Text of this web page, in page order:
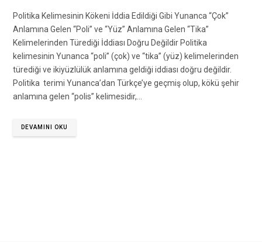
Politika Kelimesinin Kökeni İddia Edildiği Gibi Yunanca “Çok”
Anlamına Gelen “Poli” ve “Yüz” Anlamına Gelen “Tika”
Kelimelerinden Türediği İddiası Doğru Değildir Politika
kelimesinin Yunanca “poli” (çok) ve “tika” (yüz) kelimelerinden
türediği ve ikiyüzlülük anlamına geldiği iddiası doğru değildir.
Politika terimi Yunanca’dan Türkçe’ye geçmiş olup, kökü şehir
anlamına gelen “polis” kelimesidir,…
DEVAMINI OKU